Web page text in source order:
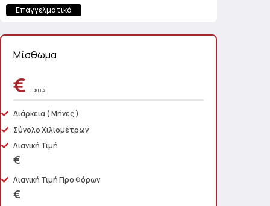
Επαγγελματικά
Μίσθωμα
€ + Φ.Π.Α.
Διάρκεια ( Μήνες )
Σύνολο Χιλιομέτρων
Λιανική Τιμή
€
Λιανική Τιμή Προ Φόρων
€